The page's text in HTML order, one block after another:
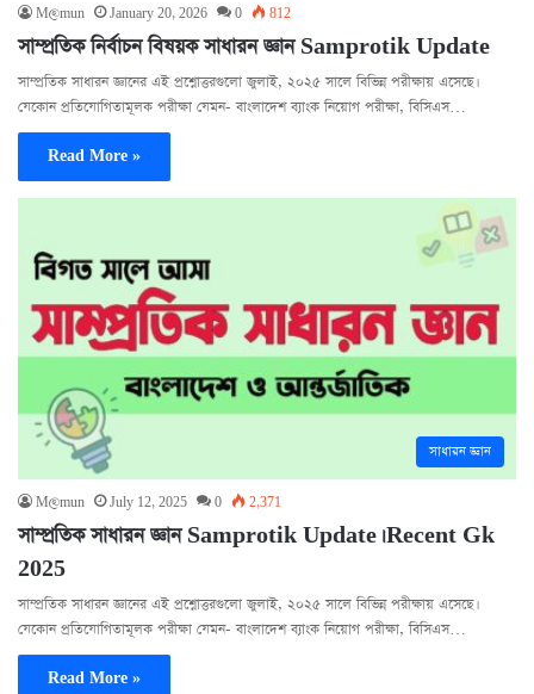
M@mun January 20, 2026 0 812
সাম্প্রতিক নির্বাচন বিষয়ক সাধারন জ্ঞান Samprotik Update
সাম্প্রতিক সাধারন জ্ঞানের এই প্রশ্নোত্তরগুলো জুলাই, ২০২৫ সালে বিভিন্ন পরীক্ষায় এসেছে।
যেকোন প্রতিযোগিতামূলক পরীক্ষা যেমন- বাংলাদেশ ব্যাংক নিয়োগ পরীক্ষা, বিসিএস…
Read More »
সাধারন জ্ঞান
M@mun July 12, 2025 0 2,371
সাম্প্রতিক সাধারন জ্ঞান Samprotik Update। Recent Gk
2025
সাম্প্রতিক সাধারন জ্ঞানের এই প্রশ্নোত্তরগুলো জুলাই, ২০২৫ সালে বিভিন্ন পরীক্ষায় এসেছে।
যেকোন প্রতিযোগিতামূলক পরীক্ষা যেমন- বাংলাদেশ ব্যাংক নিয়োগ পরীক্ষা, বিসিএস…
Read More »